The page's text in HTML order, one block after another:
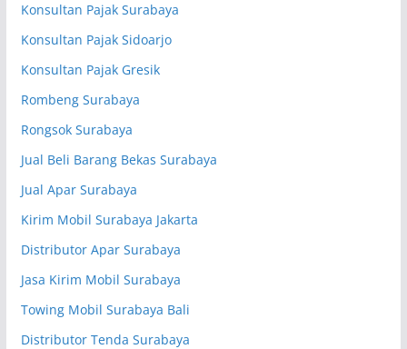
Konsultan Pajak Surabaya
Konsultan Pajak Sidoarjo
Konsultan Pajak Gresik
Rombeng Surabaya
Rongsok Surabaya
Jual Beli Barang Bekas Surabaya
Jual Apar Surabaya
Kirim Mobil Surabaya Jakarta
Distributor Apar Surabaya
Jasa Kirim Mobil Surabaya
Towing Mobil Surabaya Bali
Distributor Tenda Surabaya